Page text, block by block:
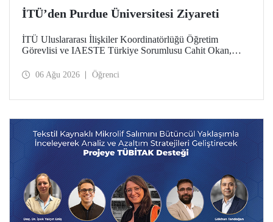
İTÜ’den Purdue Üniversitesi Ziyareti
İTÜ Uluslararası İlişkiler Koordinatörlüğü Öğretim
Görevlisi ve IAESTE Türkiye Sorumlusu Cahit Okan,
Temmuz tarihlerinde ABD’de dünyanın önde gelen
06 Ağu 2026 Öğrenci